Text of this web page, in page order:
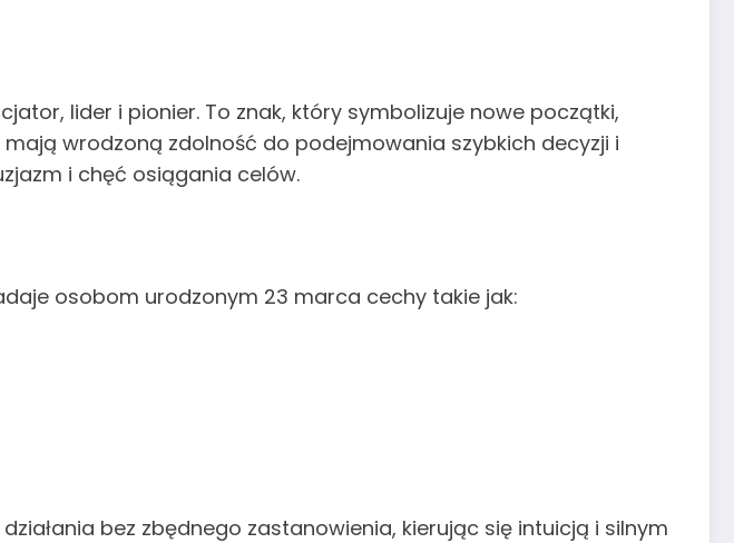
lider i pionier. To znak, który symbolizuje nowe początki,
wrodzoną zdolność do podejmowania szybkich decyzji i
i chęć osiągania celów.
osobom urodzonym 23 marca cechy takie jak:
bez zbędnego zastanowienia, kierując się intuicją i silnym